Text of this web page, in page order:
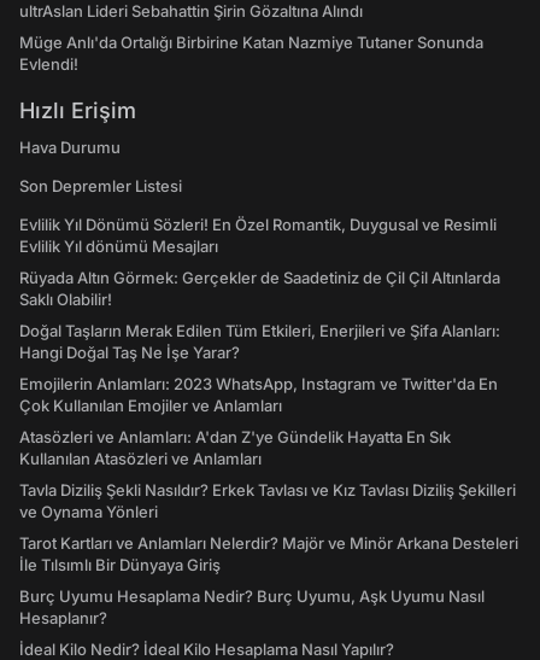
ultrAslan Lideri Sebahattin Şirin Gözaltına Alındı
Müge Anlı'da Ortalığı Birbirine Katan Nazmiye Tutaner Sonunda
Evlendi!
Hızlı Erişim
Hava Durumu
Son Depremler Listesi
Evlilik Yıl Dönümü Sözleri! En Özel Romantik, Duygusal ve Resimli
Evlilik Yıl dönümü Mesajları
Rüyada Altın Görmek: Gerçekler de Saadetiniz de Çil Çil Altınlarda
Saklı Olabilir!
Doğal Taşların Merak Edilen Tüm Etkileri, Enerjileri ve Şifa Alanları:
Hangi Doğal Taş Ne İşe Yarar?
Emojilerin Anlamları: 2023 WhatsApp, Instagram ve Twitter'da En
Çok Kullanılan Emojiler ve Anlamları
Atasözleri ve Anlamları: A'dan Z'ye Gündelik Hayatta En Sık
Kullanılan Atasözleri ve Anlamları
Tavla Diziliş Şekli Nasıldır? Erkek Tavlası ve Kız Tavlası Diziliş Şekilleri
ve Oynama Yönleri
Tarot Kartları ve Anlamları Nelerdir? Majör ve Minör Arkana Desteleri
İle Tılsımlı Bir Dünyaya Giriş
Burç Uyumu Hesaplama Nedir? Burç Uyumu, Aşk Uyumu Nasıl
Hesaplanır?
İdeal Kilo Nedir? İdeal Kilo Hesaplama Nasıl Yapılır?